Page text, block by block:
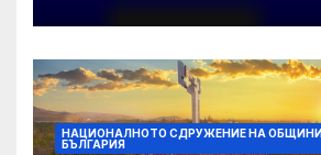
НАЦИОНАЛНОТО СДРУЖЕНИЕ НА
БЪЛГАРИЯ